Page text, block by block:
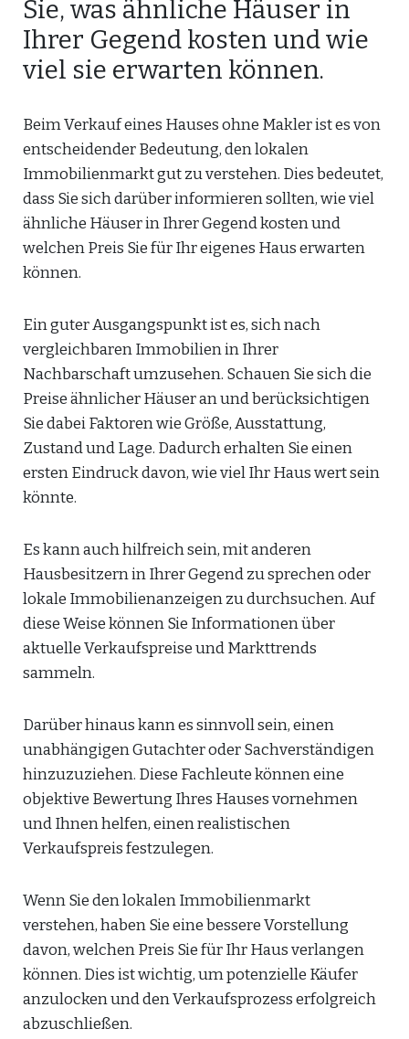
Sie, was ähnliche Häuser in
Ihrer Gegend kosten und wie
viel sie erwarten können.
Beim Verkauf eines Hauses ohne Makler ist es von
entscheidender Bedeutung, den lokalen
Immobilienmarkt gut zu verstehen. Dies bedeutet,
dass Sie sich darüber informieren sollten, wie viel
ähnliche Häuser in Ihrer Gegend kosten und
welchen Preis Sie für Ihr eigenes Haus erwarten
können.
Ein guter Ausgangspunkt ist es, sich nach
vergleichbaren Immobilien in Ihrer
Nachbarschaft umzusehen. Schauen Sie sich die
Preise ähnlicher Häuser an und berücksichtigen
Sie dabei Faktoren wie Größe, Ausstattung,
Zustand und Lage. Dadurch erhalten Sie einen
ersten Eindruck davon, wie viel Ihr Haus wert sein
könnte.
Es kann auch hilfreich sein, mit anderen
Hausbesitzern in Ihrer Gegend zu sprechen oder
lokale Immobilienanzeigen zu durchsuchen. Auf
diese Weise können Sie Informationen über
aktuelle Verkaufspreise und Markttrends
sammeln.
Darüber hinaus kann es sinnvoll sein, einen
unabhängigen Gutachter oder Sachverständigen
hinzuzuziehen. Diese Fachleute können eine
objektive Bewertung Ihres Hauses vornehmen
und Ihnen helfen, einen realistischen
Verkaufspreis festzulegen.
Wenn Sie den lokalen Immobilienmarkt
verstehen, haben Sie eine bessere Vorstellung
davon, welchen Preis Sie für Ihr Haus verlangen
können. Dies ist wichtig, um potenzielle Käufer
anzulocken und den Verkaufsprozess erfolgreich
abzuschließen.